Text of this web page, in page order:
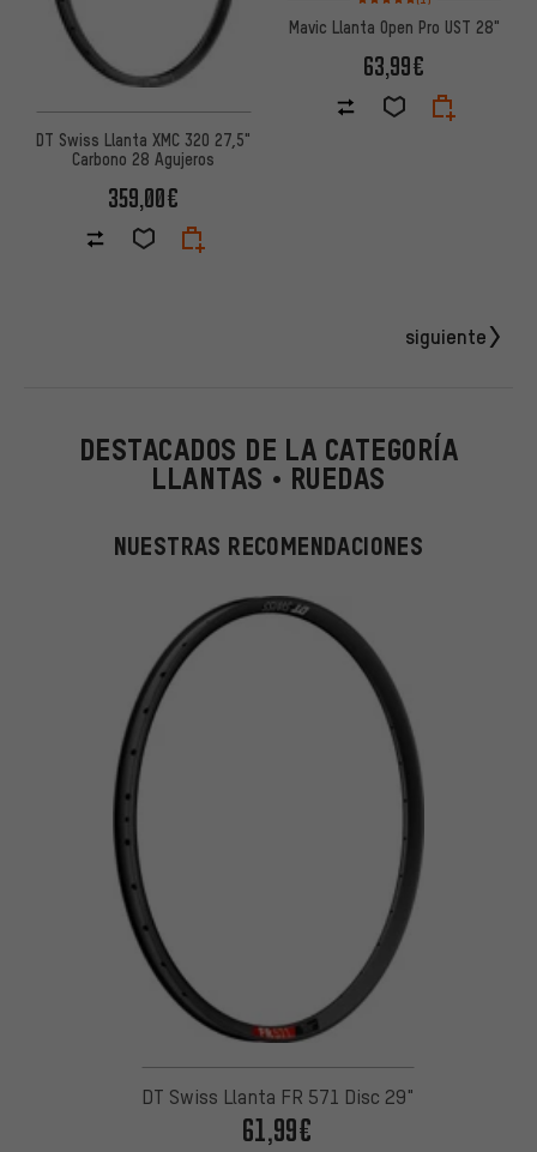
DT Swiss Llanta XMC 320 27,5"
Carbono 28 Agujeros
359,00€
Mavic Llanta Open Pro UST 28"
63,99€
siguiente
DESTACADOS DE LA CATEGORÍA
LLANTAS • RUEDAS
NUESTRAS RECOMENDACIONES
DT Swiss Llanta FR 571 Disc 29"
61,99€